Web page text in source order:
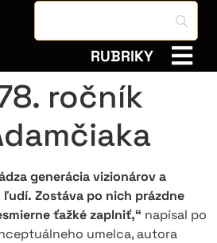
RUBRIKY
ročník
generácia vizionárov a
Zostáva po nich prázdne
ťažké zaplniť,“ napísal po
umelca, autora